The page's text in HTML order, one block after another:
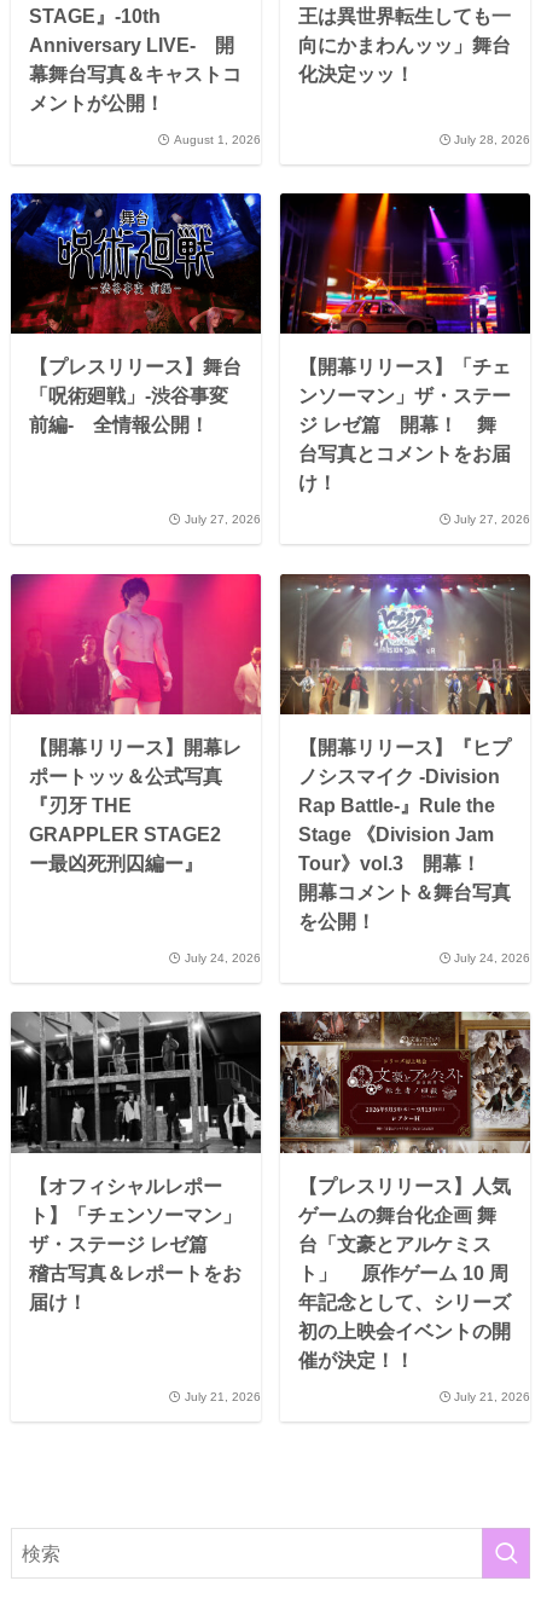
STAGE』-10th
Anniversary LIVE- 開
幕舞台写真＆キャストコ
メントが公開！
August 1, 2026
王は異世界転生しても一
向にかまわんッッ」舞台
化決定ッッ！
July 28, 2026
【プレスリリース】舞台
「呪術廻戦」-渋谷事変
前編- 全情報公開！
July 27, 2026
【開幕リリース】「チェ
ンソーマン」ザ・ステー
ジ レゼ篇 開幕！ 舞
台写真とコメントをお届
け！
July 27, 2026
【開幕リリース】開幕レ
ポートッッ＆公式写真
『刃牙 THE
GRAPPLER STAGE2
ー最凶死刑囚編ー』
July 24, 2026
【開幕リリース】『ヒプ
ノシスマイク -Division
Rap Battle-』Rule the
Stage 《Division Jam
Tour》vol.3 開幕！
開幕コメント＆舞台写真
を公開！
July 24, 2026
【オフィシャルレポー
ト】「チェンソーマン」
ザ・ステージ レゼ篇
稽古写真＆レポートをお
届け！
July 21, 2026
【プレスリリース】人気
ゲームの舞台化企画 舞
台「文豪とアルケミス
ト」 原作ゲーム 10 周
年記念として、シリーズ
初の上映会イベントの開
催が決定！！
July 21, 2026